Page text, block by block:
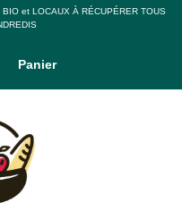
et LOCAUX À RÉCUPÉRER TOUS
Panier